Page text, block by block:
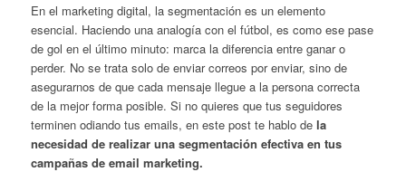
En el marketing digital, la segmentación es un elemento
esencial. Haciendo una analogía con el fútbol, es como ese pase
de gol en el último minuto: marca la diferencia entre ganar o
perder. No se trata solo de enviar correos por enviar, sino de
asegurarnos de que cada mensaje llegue a la persona correcta
de la mejor forma posible. Si no quieres que tus seguidores
terminen odiando tus emails, en este post te hablo dela
necesidad de realizar una segmentación efectiva en tus
campañas de email marketing.